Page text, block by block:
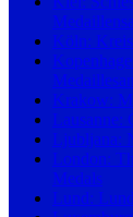
Köln:
Krakow:
Lausanne:
Ljubljana:
London:
Medals
Lund: